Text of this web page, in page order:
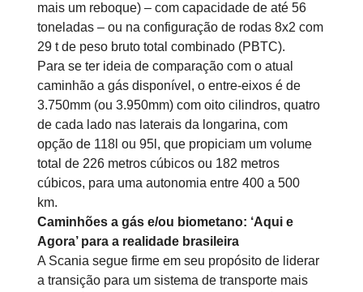
mais um reboque) – com capacidade de até 56
toneladas – ou na configuração de rodas 8x2 com
29 t de peso bruto total combinado (PBTC).
Para se ter ideia de comparação com o atual
caminhão a gás disponível, o entre-eixos é de
3.750mm (ou 3.950mm) com oito cilindros, quatro
de cada lado nas laterais da longarina, com
opção de 118l ou 95l, que propiciam um volume
total de 226 metros cúbicos ou 182 metros
cúbicos, para uma autonomia entre 400 a 500
km.
Caminhões a gás e/ou biometano: ‘Aqui e
Agora’ para a realidade brasileira
A Scania segue firme em seu propósito de liderar
a transição para um sistema de transporte mais